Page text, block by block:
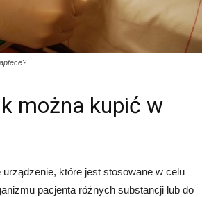
można kupić w
które jest stosowane w celu
pacjenta różnych substancji lub do